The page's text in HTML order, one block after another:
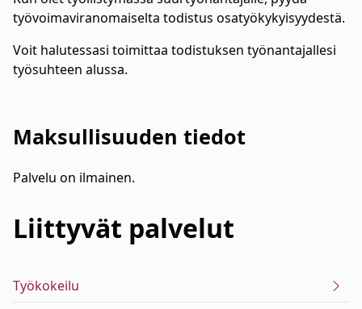
työvoimaviranomaiselta todistus osatyökykyisyydestä.
Voit halutessasi toimittaa todistuksen työnantajallesi
työsuhteen alussa.
Maksullisuuden tiedot
Palvelu on ilmainen.
Liittyvät palvelut
Työkokeilu